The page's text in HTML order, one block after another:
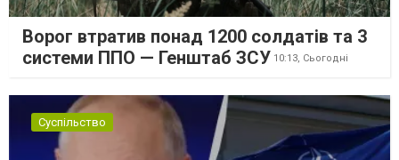
Ворог втратив понад 1200 солдатів та 3
системи ППО — Генштаб ЗСУ 10:13, Сьогодні
Суспільство